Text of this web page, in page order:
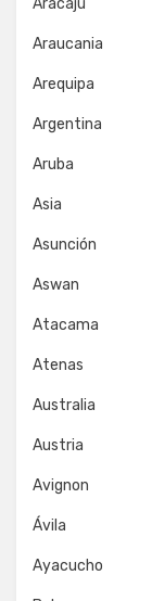
Aracaju
Araucania
Arequipa
Argentina
Aruba
Asia
Asunción
Aswan
Atacama
Atenas
Australia
Austria
Avignon
Ávila
Ayacucho